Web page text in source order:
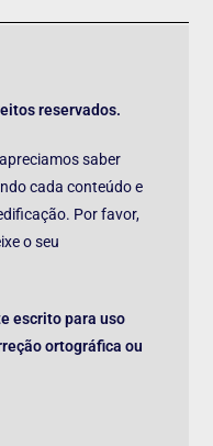
reservados.
saber
cada conteúdo e
Por favor,
o seu
escrito para uso
ortográfica ou